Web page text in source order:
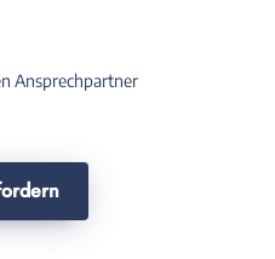
Ansprechpartner